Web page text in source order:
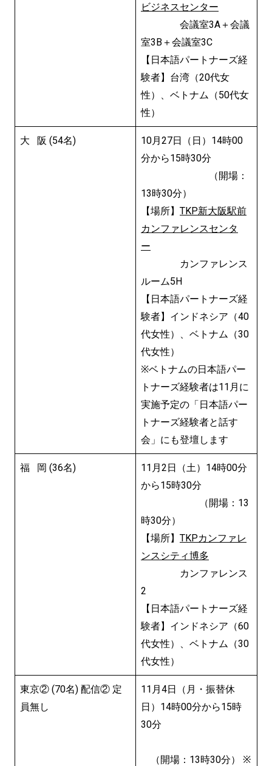
ビジネスセンター
会議室3A＋会議
室3B＋会議室3C
【日本語パートナーズ経
験者】台湾（20代女
性）、ベトナム（50代女
性）
大 阪 (54名)
10月27日（日）14時00
分から15時30分
（開場：
13時30分）
【場所】 TKP新大阪駅前
カンファレンスセンタ
ー
カンファレンス
ルーム5H
【日本語パートナーズ経
験者】インドネシア（40
代女性）、ベトナム（30
代女性）
※ベトナムの日本語パー
トナーズ経験者は11月に
実施予定の「日本語パー
トナーズ経験者と話す
会」にも登壇します
福 岡 (36名)
11月2日（土）14時00分
から15時30分
（開場：13
時30分）
【場所】 TKPカンファレ
ンスシティ博多
カンファレンス
2
【日本語パートナーズ経
験者】インドネシア（60
代女性）、ベトナム（30
代女性）
東京② (70名) 配信② 定
員無し
11月4日（月・振替休
日）14時00分から15時
30分
（開場：13時30分） ※